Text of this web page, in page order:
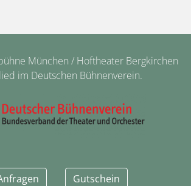
München / Hoftheater Bergkirchen
im Deutschen Bühnenverein.
Gutschein